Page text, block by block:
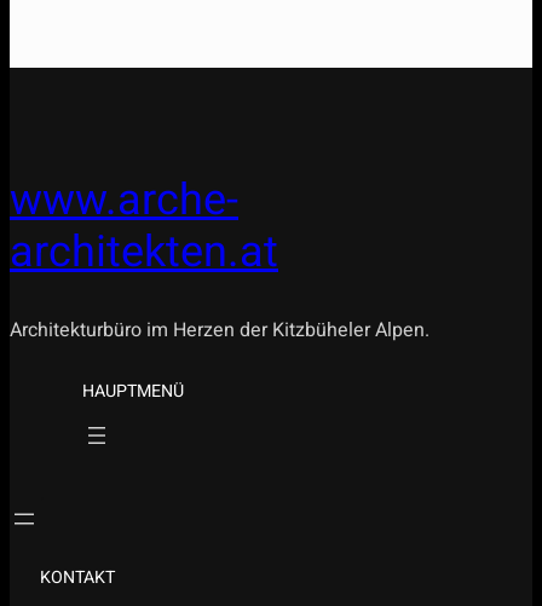
www.arche-
architekten.at
Architekturbüro im Herzen der Kitzbüheler Alpen.
HAUPTMENÜ
KONTAKT